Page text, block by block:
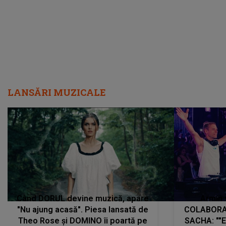
LANSĂRI MUZICALE
Când DORUL devine muzică, apare
"Nu ajung acasă". Piesa lansată de
Theo Rose și DOMINO îi poartă pe
SACHA: